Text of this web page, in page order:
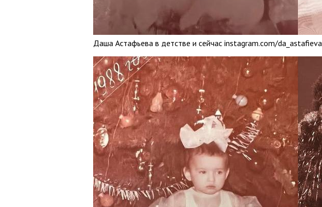
Даша Астафьева в детстве и сейчас instagram.com/da_astafieva